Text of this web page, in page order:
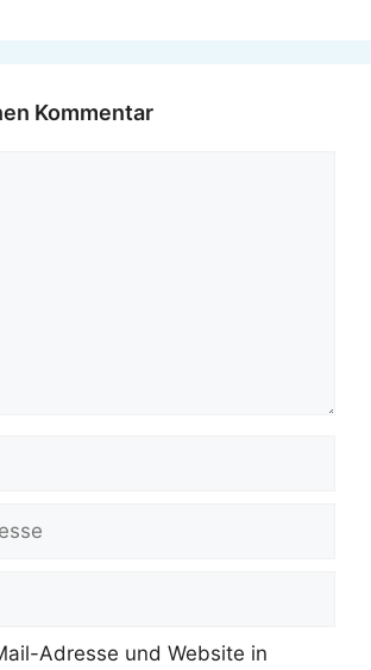
Kommentar
Adresse und Website in